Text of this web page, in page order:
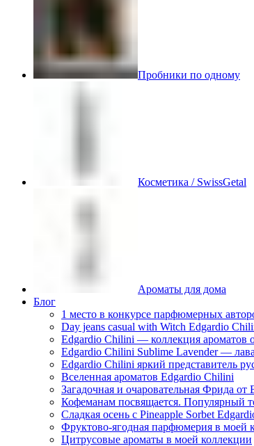
Пробники по одному
Косметика / SwissGetal
Ароматы для дома
Блог
1 место в конкурсе парфюмерных
Day jeans casual with Witch Edgardio
Edgardio Chilini — коллекция ароматов
Edgardio Chilini Sublime Lavender —
Edgardio Chilini яркий представитель
Вселенная ароматов Edgardio Chilini
Загадочная и очаровательная Фрида от
Кофеманам посвящается. Популярный
Сладкая осень с Pineapple Sorbet
Фруктово-ягодная парфюмерия в моей
​Цитрусовые ароматы в моей коллекции